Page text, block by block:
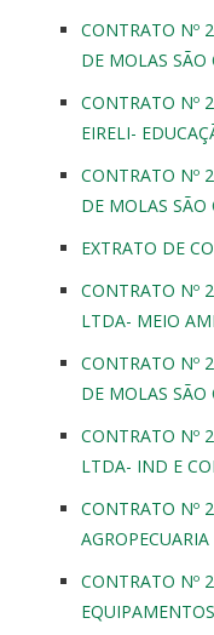
CONTRATO Nº
DE MOLAS SÃO
CONTRATO Nº
EIRELI-
CONTRATO Nº
DE MOLAS
EXTRATO DE
CONTRATO Nº
LTDA- MEIO
CONTRATO Nº
DE MOLAS SÃO
CONTRATO Nº
LTDA- IND E
CONTRATO Nº
CONTRATO Nº